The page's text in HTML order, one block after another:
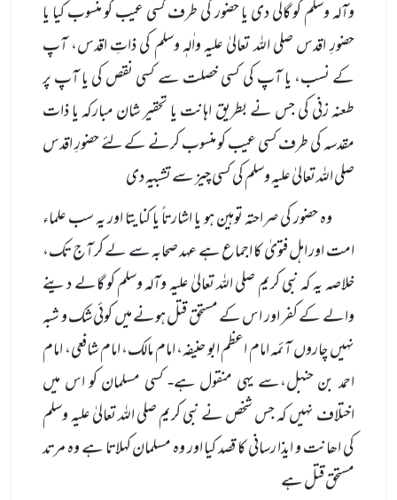
وآلہ وسلم کو گالی دی یا حضور کی طرف کسی عیب کو منسوب کیا یا
حضورِ اقدس صلی الله تعالیٰ علیہ واٰلہٖ وسلم کی ذاتِ اقدس، آپ
کے نسب، یا آپ کی کسی خصلت سے کسی نقص کی یا آپ پر
طعنہ زنی کی جس نے بطریق اہانت یا تحقیر شان مبارکہ یا ذات
مقدسہ کی طرف کسی عیب کو منسوب کرنے کے لئے حضورِ اقدس
صلی الله تعالیٰ علیہ وسلم کی کسی چیز سے تشبیہ دی
وہ حضور کی صراحتہ توہین ہو یا اشارتاً یا کنایتا اور یہ سب علماء
امت اور اہل فتویٰ کا اجماع ہے عہد صحابہ سے لے کر آج تک،
خلاصہ یہ کہ نبی کریم صلی الله تعالیٰ علیہ وآلہ وسلم کو گالے دینے
والے کے کفر اور اس کے مستحق قتل ہونے میں کوئی شک و شبہ
نہیں چاروں آئمہ امام اعظم ابو حنیفہ، امام مالک، امام شافعی، امام
احمد بن حنبل،سے یہی منقول ہے- کسی مسلمان کو اس میں
اختلاف نہیں کہ جس شخص نے نبی کریم صلی الله تعالیٰ علیہ وسلم
کی اھانت و ایذا رسانی کا قصد کیا اور وہ مسلمان کہلاتا ہے وہ مرتد
مستحق قتل ہے